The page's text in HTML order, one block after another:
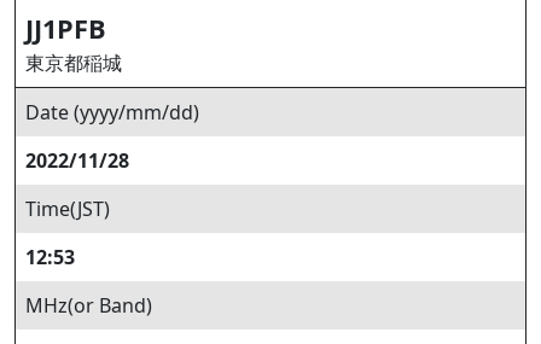
JJ1PFB
東京都稲城
Date (yyyy/mm/dd)
2022/11/28
Time(JST)
12:53
MHz(or Band)